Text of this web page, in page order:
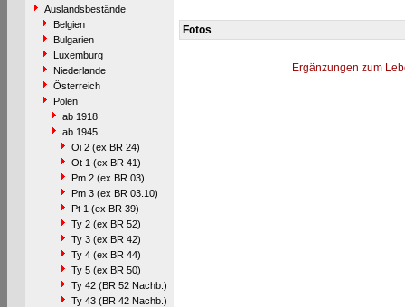
Auslandsbestände
Belgien
Bulgarien
Luxemburg
Niederlande
Österreich
Polen
ab 1918
ab 1945
Oi 2 (ex BR 24)
Ot 1 (ex BR 41)
Pm 2 (ex BR 03)
Pm 3 (ex BR 03.10)
Pt 1 (ex BR 39)
Ty 2 (ex BR 52)
Ty 3 (ex BR 42)
Ty 4 (ex BR 44)
Ty 5 (ex BR 50)
Ty 42 (BR 52 Nachb.)
Ty 43 (BR 42 Nachb.)
Fotos
Ergänzungen zum